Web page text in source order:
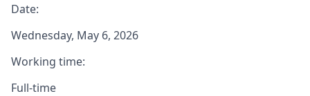
Date:
Wednesday, May 6, 2026
Working time:
Full-time